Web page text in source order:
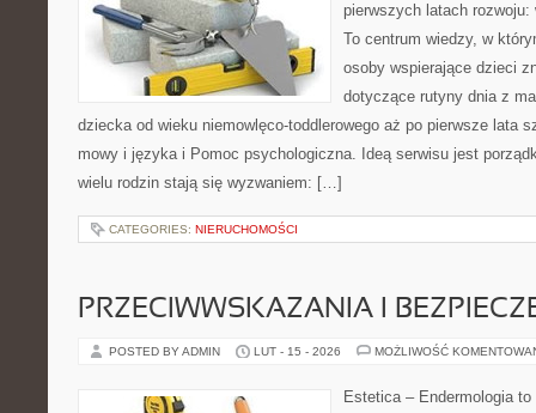
pierwszych latach
To centrum wiedzy, w
osoby wspierające dzieci
dotyczące rutyny dnia z
dziecka od wieku niemowlęco-toddlerowego aż po pierwsze lata
mowy i języka i Pomoc psychologiczna. Ideą serwisu jest
wielu rodzin stają się wyzwaniem: […]
CATEGORIES: NIERUCHOMOŚCI
PRZECIWWSKAZANIA I
POSTED BY ADMIN LUT - 15 - 2026 MOŻLIWOŚĆ
Estetica – Endermologia